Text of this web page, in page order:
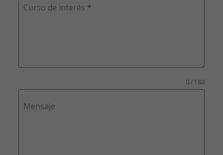
Curso de interés *
Mensaje
0 / 180